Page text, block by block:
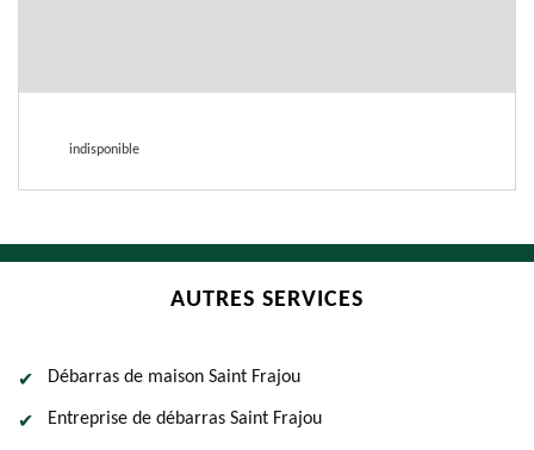
indisponible
AUTRES SERVICES
Débarras de maison Saint Frajou
Entreprise de débarras Saint Frajou